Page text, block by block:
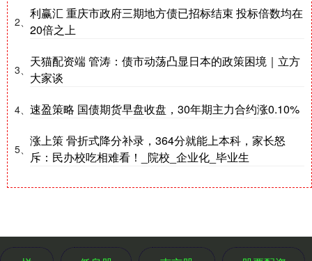
2、
利赢汇 重庆市政府三期地方债已招标结束 投标倍数均在
20倍之上
3、
天猫配资端 管涛：债市动荡凸显日本的政策困境｜立方
大家谈
4、 速盈策略 国债期货早盘收盘，30年期主力合约涨0.10%
5、
涨上策 骨折式降分补录，364分就能上本科，家长怒
斥：民办校吃相难看！_院校_企业化_毕业生